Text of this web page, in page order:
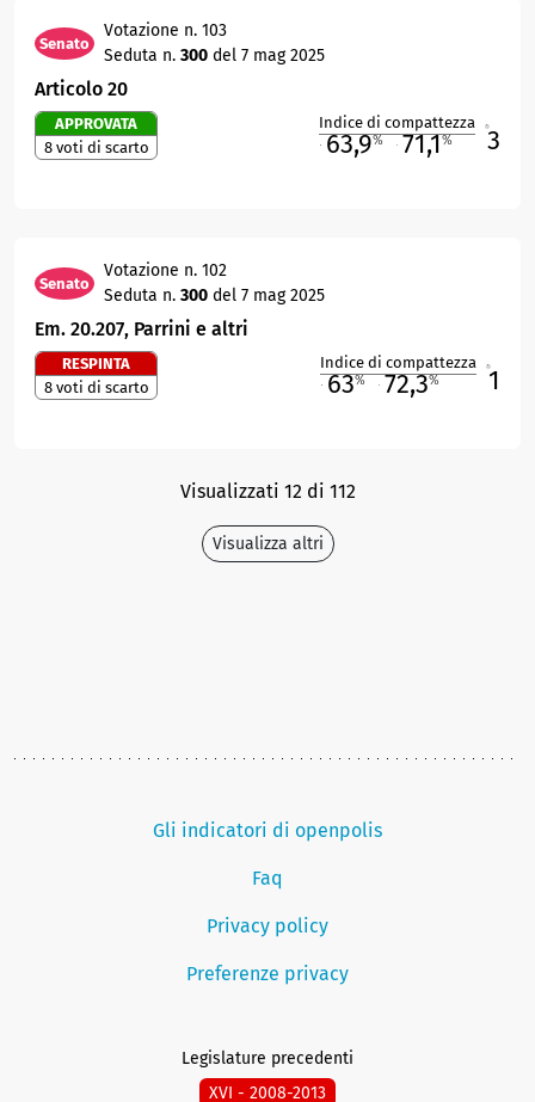
Senato
Votazione n. 103
Seduta n. 300 del 7 mag 2025
Articolo 20
APPROVATA
8 voti di scarto
Indice di compattezza
63,9% 71,1% 3
Senato
Votazione n. 102
Seduta n. 300 del 7 mag 2025
Em. 20.207, Parrini e altri
RESPINTA
8 voti di scarto
Indice di compattezza
63% 72,3% 1
Visualizzati 12 di 112
Visualizza altri
Gli indicatori di openpolis
Faq
Privacy policy
Preferenze privacy
Legislature precedenti
XVI - 2008-2013